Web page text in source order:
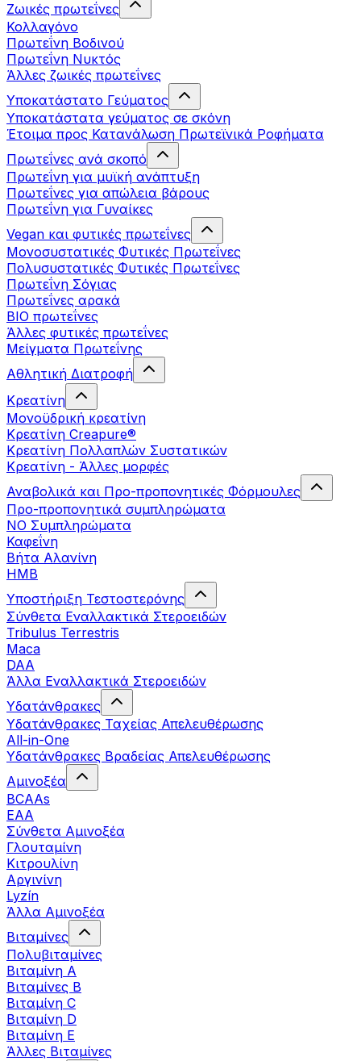
Ζωικές πρωτεΐνες
Κολλαγόνο
Πρωτεΐνη Βοδινού
Πρωτεΐνη Νυκτός
Άλλες ζωικές πρωτεΐνες
Υποκατάστατο Γεύματος
Υποκατάστατα γεύματος σε σκόνη
Έτοιμα προς Κατανάλωση Πρωτεϊνικά Ροφήματα
Πρωτεΐνες ανά σκοπό
Πρωτεΐνη για μυϊκή ανάπτυξη
Πρωτεΐνες για απώλεια βάρους
Πρωτεΐνη για Γυναίκες
Vegan και φυτικές πρωτεΐνες
Μονοσυστατικές Φυτικές Πρωτεΐνες
Πολυσυστατικές Φυτικές Πρωτεΐνες
Πρωτεΐνη Σόγιας
Πρωτεΐνες αρακά
ΒIO πρωτεΐνες
Άλλες φυτικές πρωτεΐνες
Μείγματα Πρωτεΐνης
Αθλητική Διατροφή
Κρεατίνη
Μονοϋδρική κρεατίνη
Κρεατίνη Creapure®
Κρεατίνη Πολλαπλών Συστατικών
Κρεατίνη - Άλλες μορφές
Αναβολικά και Προ-προπονητικές Φόρμουλες
Προ-προπονητικά συμπληρώματα
ΝΟ Συμπληρώματα
Καφεΐνη
Βήτα Αλανίνη
HMB
Υποστήριξη Τεστοστερόνης
Σύνθετα Εναλλακτικά Στεροειδών
Tribulus Terrestris
Maca
DAA
Άλλα Εναλλακτικά Στεροειδών
Υδατάνθρακες
Υδατάνθρακες Ταχείας Απελευθέρωσης
All-in-One
Υδατάνθρακες Βραδείας Απελευθέρωσης
Αμινοξέα
BCAAs
EAA
Σύνθετα Αμινοξέα
Γλουταμίνη
Κιτρουλίνη
Αργινίνη
Lyzín
Άλλα Αμινοξέα
Βιταμίνες
Πολυβιταμίνες
Βιταμίνη Α
Βιταμίνες Β
Βιταμίνη C
Βιταμίνη D
Βιταμίνη Ε
Άλλες Βιταμίνες